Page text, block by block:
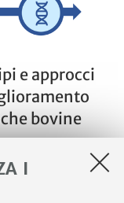
I
e approcci
bovine
MUR -
di